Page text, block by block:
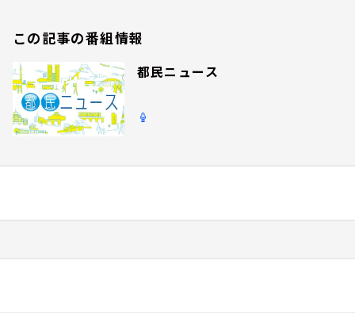
この記事の番組情報
都民ニュース